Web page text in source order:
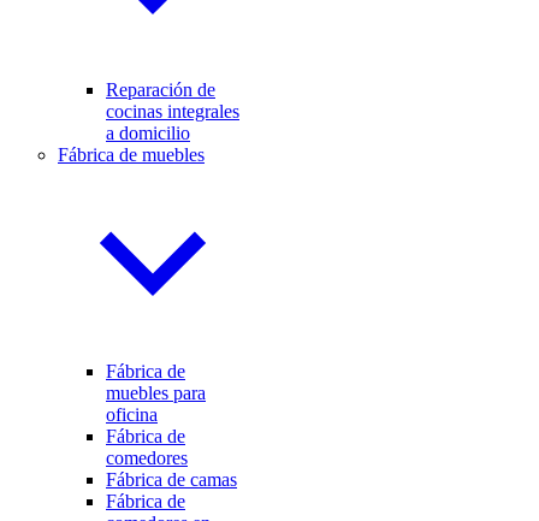
Reparación de
cocinas integrales
a domicilio
Fábrica de muebles
Fábrica de
muebles para
oficina
Fábrica de
comedores
Fábrica de camas
Fábrica de